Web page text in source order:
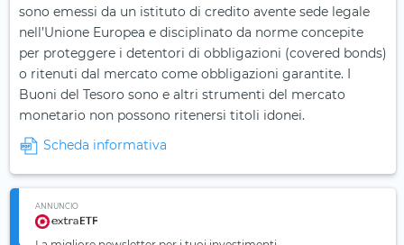
sono emessi da un istituto di credito avente sede legale
nell’Unione Europea e disciplinato da norme concepite
per proteggere i detentori di obbligazioni (covered bonds)
o ritenuti dal mercato come obbligazioni garantite. I
Buoni del Tesoro sono e altri strumenti del mercato
monetario non possono ritenersi titoli idonei.
Scheda informativa
ANNUNCIO